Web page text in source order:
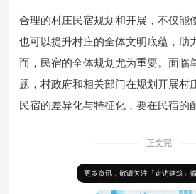
合理的村庄民宿规划和开展，不仅能
也可以提升村庄的全体文明底蕴，助
而，民宿的全体规划尤为重要。面临
题，村政府和相关部门在规划开展村
民宿的差异化与特征化，要在民宿的
正文完
更多资讯，敬请关注「走访建筑」